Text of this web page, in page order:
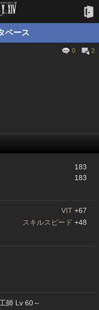
ベース
0
2
183
183
VIT +67
スキルスピード +48
師 Lv 60～